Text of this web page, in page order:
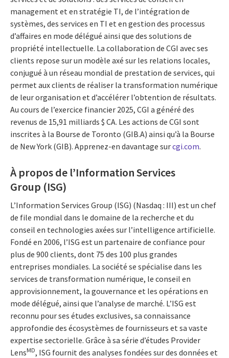
management et en stratégie TI, de l’intégration de
systèmes, des services en TI et en gestion des processus
d’affaires en mode délégué ainsi que des solutions de
propriété intellectuelle. La collaboration de CGI avec ses
clients repose sur un modèle axé sur les relations locales,
conjugué à un réseau mondial de prestation de services, qui
permet aux clients de réaliser la transformation numérique
de leur organisation et d’accélérer l’obtention de résultats.
Au cours de l’exercice financier 2025, CGI a généré des
revenus de 15,91 milliards $ CA. Les actions de CGI sont
inscrites à la Bourse de Toronto (GIB.A) ainsi qu’à la Bourse
de New York (GIB). Apprenez-en davantage surcgi.com.
À propos de l’Information Services
Group (ISG)
L’Information Services Group (ISG) (Nasdaq : III) est un chef
de file mondial dans le domaine de la recherche et du
conseil en technologies axées sur l’intelligence artificielle.
Fondé en 2006, l’ISG est un partenaire de confiance pour
plus de 900 clients, dont 75 des 100 plus grandes
entreprises mondiales. La société se spécialise dans les
services de transformation numérique, le conseil en
approvisionnement, la gouvernance et les opérations en
mode délégué, ainsi que l’analyse de marché. L’ISG est
reconnu pour ses études exclusives, sa connaissance
approfondie des écosystèmes de fournisseurs et sa vaste
expertise sectorielle. Grâce à sa série d’études Provider
LensMD, ISG fournit des analyses fondées sur des données et